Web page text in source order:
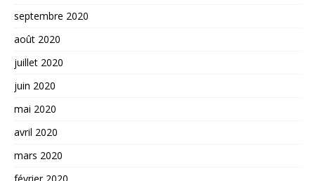
septembre 2020
août 2020
juillet 2020
juin 2020
mai 2020
avril 2020
mars 2020